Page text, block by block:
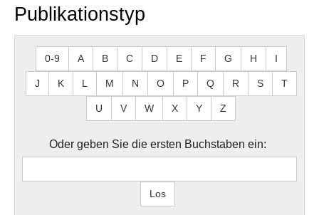
Publikationstyp
0-9 A B C D E F G H I
J K L M N O P Q R S T
U V W X Y Z
Oder geben Sie die ersten Buchstaben ein: